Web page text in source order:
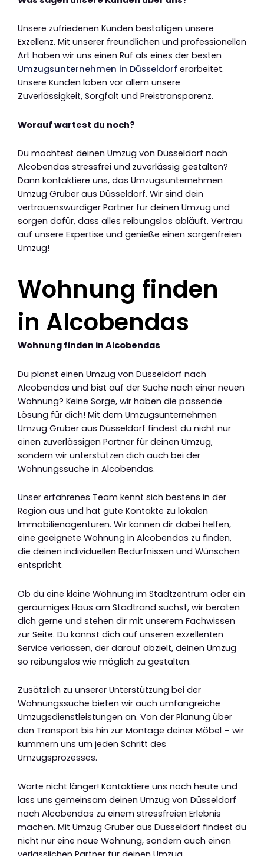
Unsere zufriedenen Kunden bestätigen unsere
Exzellenz. Mit unserer freundlichen und professionellen
Art haben wir uns einen Ruf als eines der besten
Umzugsunternehmen in Düsseldorf erarbeitet.
Unsere Kunden loben vor allem unsere
Zuverlässigkeit, Sorgfalt und Preistransparenz.
Worauf wartest du noch?
Du möchtest deinen Umzug von Düsseldorf nach
Alcobendas stressfrei und zuverlässig gestalten?
Dann kontaktiere uns, das Umzugsunternehmen
Umzug Gruber aus Düsseldorf. Wir sind dein
vertrauenswürdiger Partner für deinen Umzug und
sorgen dafür, dass alles reibungslos abläuft. Vertrau
auf unsere Expertise und genieße einen sorgenfreien
Umzug!
Wohnung finden
in Alcobendas
Wohnung finden in Alcobendas
Du planst einen Umzug von Düsseldorf nach
Alcobendas und bist auf der Suche nach einer neuen
Wohnung? Keine Sorge, wir haben die passende
Lösung für dich! Mit dem Umzugsunternehmen
Umzug Gruber aus Düsseldorf findest du nicht nur
einen zuverlässigen Partner für deinen Umzug,
sondern wir unterstützen dich auch bei der
Wohnungssuche in Alcobendas.
Unser erfahrenes Team kennt sich bestens in der
Region aus und hat gute Kontakte zu lokalen
Immobilienagenturen. Wir können dir dabei helfen,
eine geeignete Wohnung in Alcobendas zu finden,
die deinen individuellen Bedürfnissen und Wünschen
entspricht.
Ob du eine kleine Wohnung im Stadtzentrum oder ein
geräumiges Haus am Stadtrand suchst, wir beraten
dich gerne und stehen dir mit unserem Fachwissen
zur Seite. Du kannst dich auf unseren exzellenten
Service verlassen, der darauf abzielt, deinen Umzug
so reibungslos wie möglich zu gestalten.
Zusätzlich zu unserer Unterstützung bei der
Wohnungssuche bieten wir auch umfangreiche
Umzugsdienstleistungen an. Von der Planung über
den Transport bis hin zur Montage deiner Möbel – wir
kümmern uns um jeden Schritt des
Umzugsprozesses.
Warte nicht länger! Kontaktiere uns noch heute und
lass uns gemeinsam deinen Umzug von Düsseldorf
nach Alcobendas zu einem stressfreien Erlebnis
machen. Mit Umzug Gruber aus Düsseldorf findest du
nicht nur eine neue Wohnung, sondern auch einen